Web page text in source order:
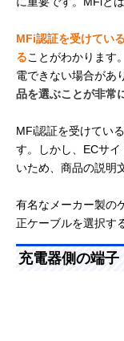
MFi認証を受けてい
ることがわかります
電できない場合があ
品を選ぶことが非常
MFi認証を受けてい
す。しかし、ECサ
いため、商品の説明
有名なメーカー製の
正ケーブルを選択す
充電器側の端子